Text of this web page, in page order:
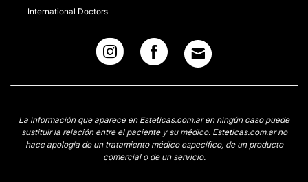
International Doctors
La información que aparece en Esteticas.com.ar en ningún caso puede
sustituir la relación entre el paciente y su médico. Esteticas.com.ar no
hace apología de un tratamiento médico específico, de un producto
comercial o de un servicio.